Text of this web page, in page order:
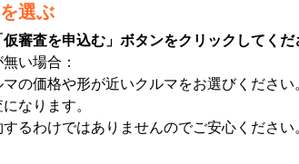
選ぶ
審査を申込む」ボタンをクリックしてくだ
い場合：
の価格や形が近いクルマをお選びください
なります。
るわけではありませんのでご安心ください